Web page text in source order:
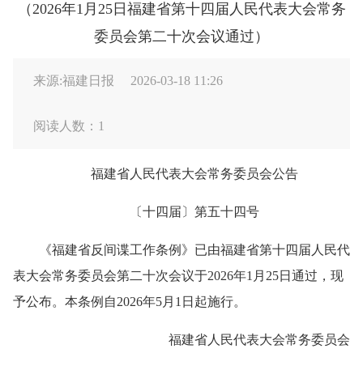
（2026年1月25日福建省第十四届人民代表大会常务
委员会第二十次会议通过）
来源:福建日报 2026-03-18 11:26
阅读人数： 1
福建省人民代表大会常务委员会公告
〔十四届〕第五十四号
《福建省反间谍工作条例》已由福建省第十四届人民代
表大会常务委员会第二十次会议于2026年1月25日通过，现
予公布。本条例自2026年5月1日起施行。
福建省人民代表大会常务委员会